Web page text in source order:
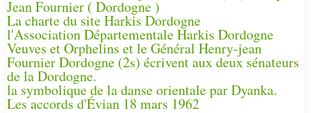
Jean Fournier ( Dordogne )
La charte du site Harkis Dordogne
l'Association Départementale Harkis Dordogne
Veuves et Orphelins et le Général Henry-jean
Fournier Dordogne (2s) écrivent aux deux sénateurs
de la Dordogne.
la symbolique de la danse orientale par Dyanka.
Les accords d'Évian 18 mars 1962